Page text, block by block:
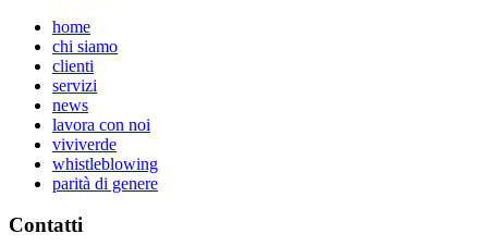
home
chi siamo
clienti
servizi
news
lavora con noi
viviverde
whistleblowing
parità di genere
Contatti